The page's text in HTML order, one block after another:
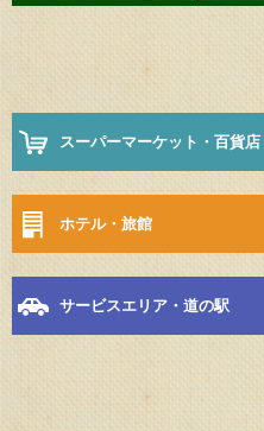
スーパーマーケット・百貨店
ホテル・旅館
サービスエリア・道の駅